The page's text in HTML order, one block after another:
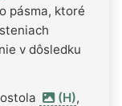
pásma, ktoré
v dôsledku
(H),